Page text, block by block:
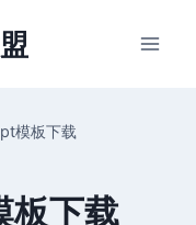
模板下载
板下载